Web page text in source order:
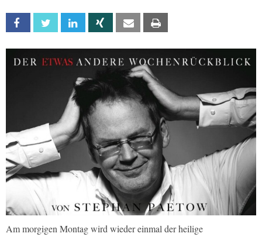
Facebook Twitter Linkedin Xing Email
Am morgigen Montag wird wieder einmal der heilige